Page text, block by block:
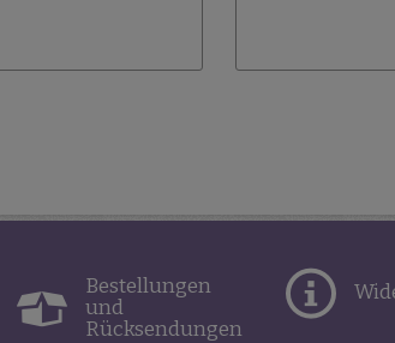
Bestellungen
und
Rücksendungen